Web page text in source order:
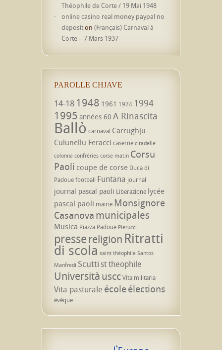
Théophile de Corte / 19 Mai 1948
online casino real money paypal no
depositon (Français) Carnaval à
Corte – 7 Mars 1937
PAROLLE CHJAVE
14-18 1948 1961 1974 1994
1995 années 60 A Rinascita
Ballò carnaval Carrughju
Culunellu Feracci caserne citadelle
colonna confréries corse matin Corsu
Paoli coupe de corse Duca di
Padouefootball Funtana journal
journal pascal paoli Liberazione lycée
pascal paoli mairie Monsignore
Casanova municipales
Musica Piazza Padoue Pierucci
pressereligion Ritratti
di scola saint théophile Santos
Manfredi Scuttist theophile
UniversitàusccVita militaria
Vita pasturale écoleélections
évêque